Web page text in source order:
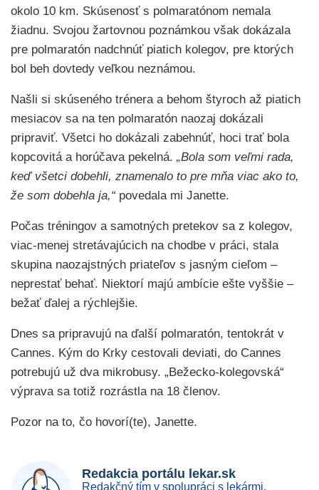
okolo 10 km. Skúsenosť s polmaratónom nemala
žiadnu. Svojou žartovnou poznámkou však dokázala
pre polmaratón nadchnúť piatich kolegov, pre ktorých
bol beh dovtedy veľkou neznámou.
Našli si skúseného trénera a behom štyroch až piatich
mesiacov sa na ten polmaratón naozaj dokázali
pripraviť. Všetci ho dokázali zabehnúť, hoci trať bola
kopcovitá a horúčava pekelná. „Bola som veľmi rada,
keď všetci dobehli, znamenalo to pre mňa viac ako to,
že som dobehla ja,“ povedala mi Janette.
Počas tréningov a samotných pretekov sa z kolegov,
viac-menej stretávajúcich na chodbe v práci, stala
skupina naozajstných priateľov s jasným cieľom –
neprestať behať. Niektorí majú ambície ešte vyššie –
bežať ďalej a rýchlejšie.
Dnes sa pripravujú na ďalší polmaratón, tentokrát v
Cannes. Kým do Krky cestovali deviati, do Cannes
potrebujú už dva mikrobusy. „Bežecko-kolegovská“
výprava sa totiž rozrástla na 18 členov.
Pozor na to, čo hovorí(te), Janette.
Redakcia portálu lekar.sk
Redakčný tím v spolupráci s lekármi,